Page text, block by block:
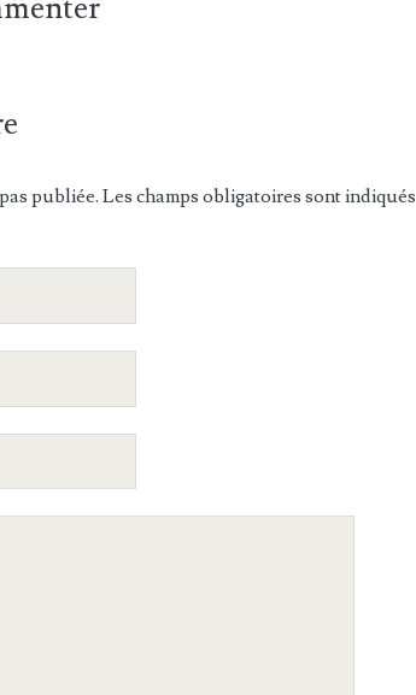
publiée. Les champs obligatoires sont indiqués